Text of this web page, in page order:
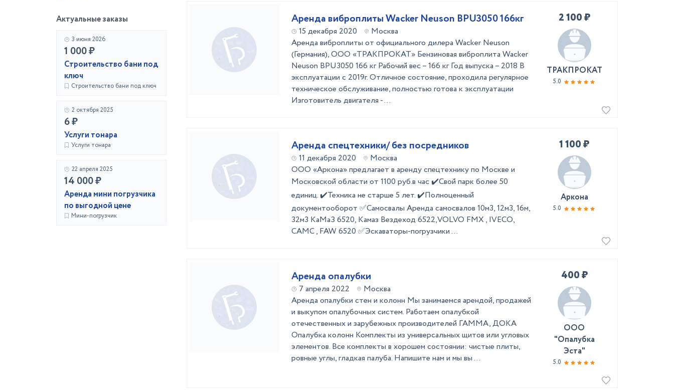
Актуальные заказы
3 июня 2026
1 000 ₽
Строительство бани под
ключ
Строительство бани под ключ
2 октября 2025
6 ₽
Услуги тонара
Услуги тонара
22 апреля 2025
14 000 ₽
Аренда мини погрузчика
по выгодной цене
Мини-погрузчик
Аренда виброплиты Wacker Neuson BPU3050 166кг
15 декабря 2020
Москва
Аренда виброплиты от официального дилера Wacker Neuson
(Германия), ООО «ТРАКПРОКАТ» Бензиновая виброплита Wacker
Neuson BPU3050 166 кг Рабочий вес – 166 кг Год выпуска – 2018 В
эксплуатации с 2019г. Отличное состояние, проходила регулярное
техническое обслуживание, полностью готова к эксплуатации
Изготовитель двигателя - ...
2 100 ₽
ТРАКПРОКАТ
5.0
Аренда спецтехники/ без посредников
11 декабря 2020
Москва
ООО «Аркона» предлагает в аренду спецтехнику по Москве и
Московской области от 1100 руб.в час ✔️Свой парк более 50
единиц. ✔️Техника не старше 5 лет. ✔️Полноценный
документооборот ✅Самосвалы Аренда самосвалов 10м3, 12м3, 16м,
32м3 КаМаЗ 6520, Камаз Вездеход 6522,VOLVO FMX , IVECO,
CAMC , FAW 6520 ✅Эскаваторы-погрузчики ...
1 100 ₽
Аркона
5.0
Аренда опалубки
7 апреля 2022
Москва
Аренда опалубки стен и колонн Мы занимаемся арендой, продажей
и выкупом опалубочных систем. Работаем опалубкой
отечественных и зарубежных производителей ГАММА, ДОКА
Опалубка колонн Комплекты из универсальных щитов или угловых
элементов. Все комплекты в хорошем состоянии: чистые плиты,
ровные углы, гладкая палуба. Напишите нам и мы вы ...
400 ₽
ООО
"Опалубка
Эста"
5.0